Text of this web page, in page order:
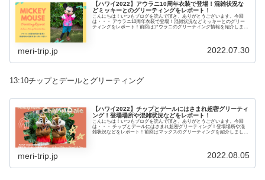
【ハワイ2022】アウラニ10周年衣装で登場！混雑状況な
どミッキーとのグリーティングをレポート！
こんにちは！いつもブログを読んで頂き、ありがとうございます。今回
は・・・ アウラニ10周年衣装で登場！混雑状況などミッキーとのグリー
ティングをレポート！前回はアウラニのグリーティング情報を紹介しまし
meri-trip.jp 2022.07.30
13:10チップとデールとグリーティング
【ハワイ2022】チップとデールにはさまれ超密グリーティ
ング！登場場所や混雑状況などをレポート！
こんにちは！いつもブログを読んで頂き、ありがとうございます。今回
は・・・ チップとデールにはさまれ超密グリーティング！登場場所や混
雑状況などをレポート！前回はマックスのグリーティングを紹介しまし
meri-trip.jp 2022.08.05